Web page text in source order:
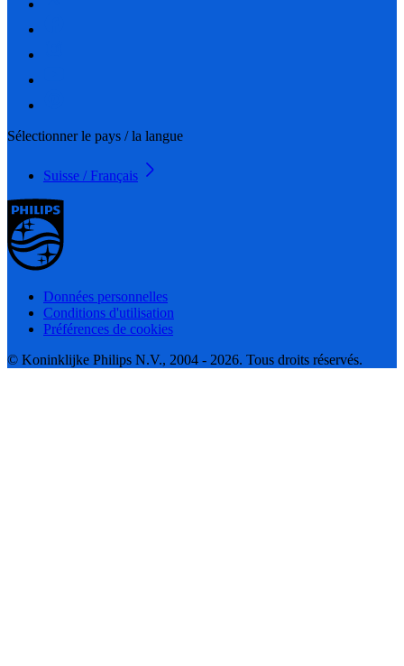
Sélectionner le pays / la langue
Suisse / Français
Données personnelles
Conditions d'utilisation
Préférences de cookies
© Koninklijke Philips N.V., 2004 - 2026. Tous droits réservés.